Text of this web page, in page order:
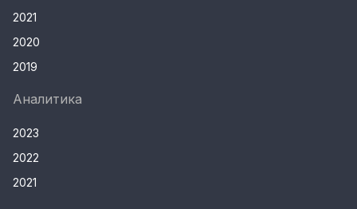
2021
2020
2019
Аналитика
2023
2022
2021